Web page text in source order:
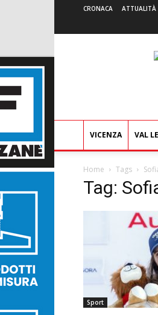
CRONACA ATTUALITÀ
VICENZA VAL
Home Tags
Tag:
Sport